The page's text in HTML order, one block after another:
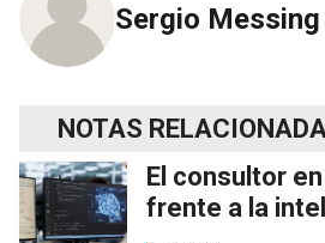
Sergio Messing
NOTAS
El consultor
frente a la